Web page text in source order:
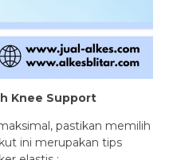
Knee Support
pastikan memilih
ini merupakan tips